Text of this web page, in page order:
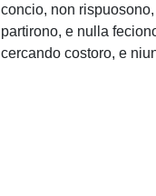
concio, non
partirono, e nulla
cercando costoro, e